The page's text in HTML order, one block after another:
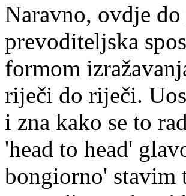
Naravno, ovdje
prevoditeljska
formom
riječi do riječi.
i zna kako se to
'head to head'
bongiorno' stavim